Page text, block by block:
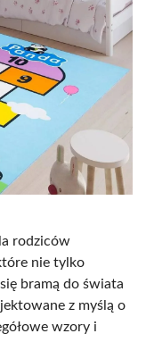
rodziców
nie tylko
bramą do świata
z myślą o
wzory i